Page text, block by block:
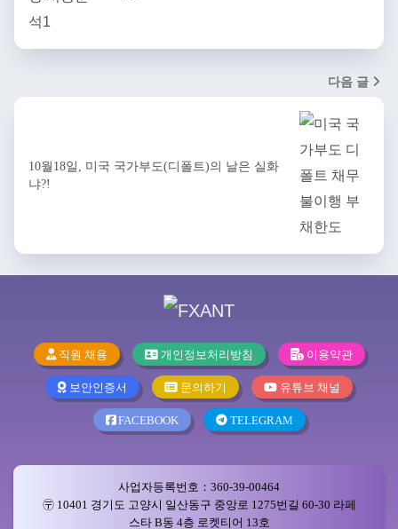
다음 글
10월18일, 미국 국가부도(디폴트)의 날은 실화
냐?!
직원 채용 개인정보처리방침 이용약관
보안인증서 문의하기 유튜브 채널
FACEBOOK TELEGRAM
사업자등록번호：360-39-00464
〶 10401 경기도 고양시 일산동구 중앙로 1275번길 60-30 라페
스타 B동 4층 로켓티어 13호